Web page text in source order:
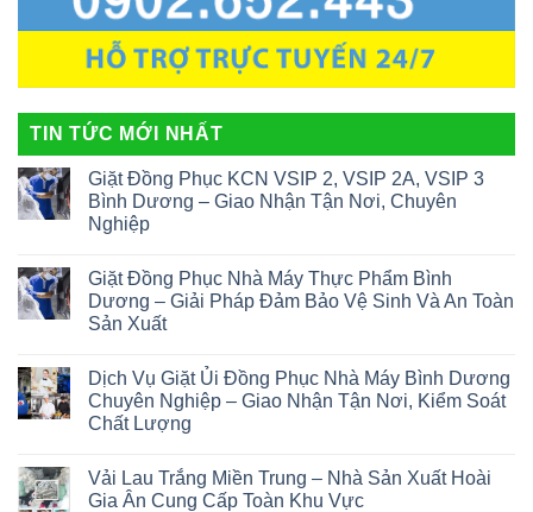
TIN TỨC MỚI NHẤT
Giặt Đồng Phục KCN VSIP 2, VSIP 2A, VSIP 3
Bình Dương – Giao Nhận Tận Nơi, Chuyên
Nghiệp
Giặt Đồng Phục Nhà Máy Thực Phẩm Bình
Dương – Giải Pháp Đảm Bảo Vệ Sinh Và An Toàn
Sản Xuất
Dịch Vụ Giặt Ủi Đồng Phục Nhà Máy Bình Dương
Chuyên Nghiệp – Giao Nhận Tận Nơi, Kiểm Soát
Chất Lượng
Vải Lau Trắng Miền Trung – Nhà Sản Xuất Hoài
Gia Ân Cung Cấp Toàn Khu Vực